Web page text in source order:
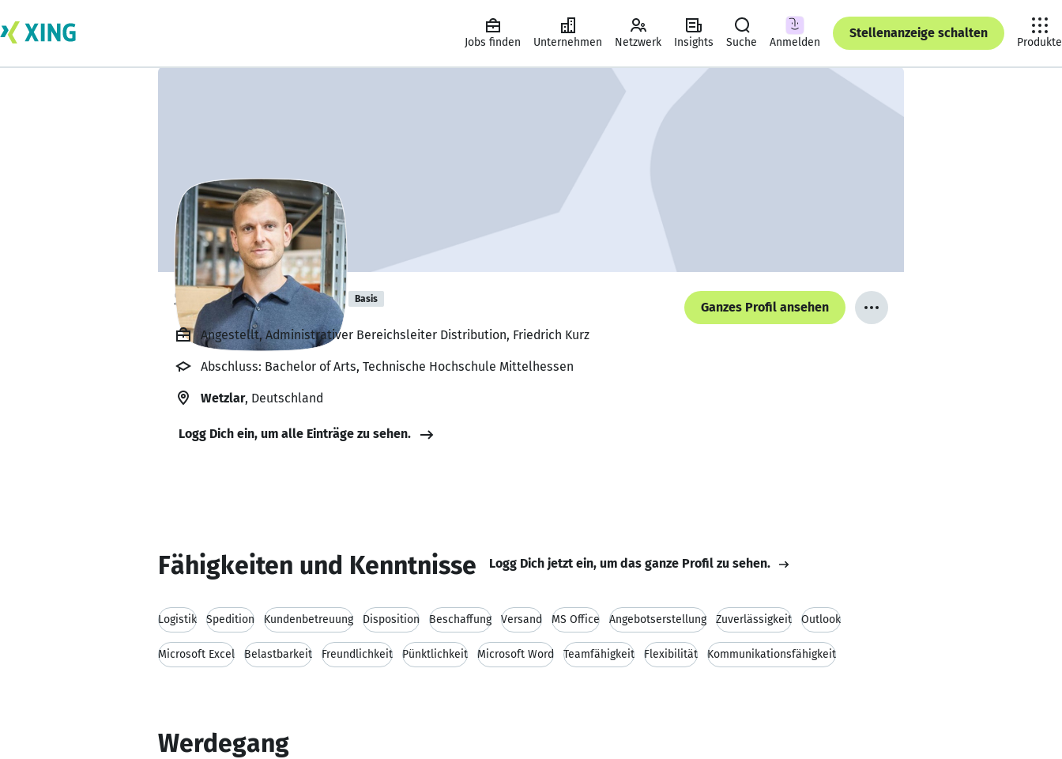
Jobs finden Unternehmen Netzwerk Insights Suche Anmelden
Stellenanzeige schalten
Produkte
Stephan Herhert Basis
Ganzes Profil ansehen
Angestellt, Administrativer Bereichsleiter Distribution, Friedrich Kurz
Abschluss: Bachelor of Arts, Technische Hochschule Mittelhessen
Wetzlar, Deutschland
Logg Dich ein, um alle Einträge zu sehen.
Fähigkeiten und Kenntnisse Logg Dich jetzt ein, um das ganze Profil zu sehen.
Logistik Spedition Kundenbetreuung Disposition Beschaffung Versand MS Office Angebotserstellung Zuverlässigkeit Outlook
Microsoft Excel Belastbarkeit Freundlichkeit Pünktlichkeit Microsoft Word Teamfähigkeit Flexibilität Kommunikationsfähigkeit
Werdegang